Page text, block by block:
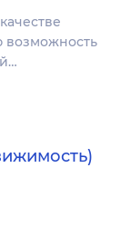
возможность